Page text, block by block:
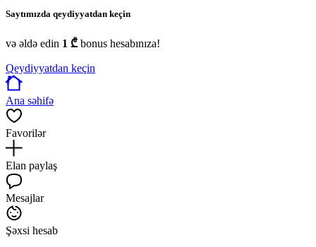
Saytımızda qeydiyyatdan keçin
və əldə edin 1 ₾ bonus hesabınıza!
Qeydiyyatdan keçin
Ana səhifə
Favorilər
Elan paylaş
Mesajlar
Şəxsi hesab